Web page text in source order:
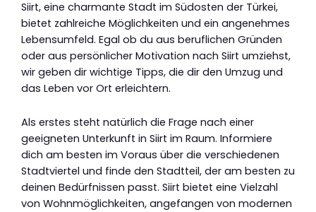
Siirt, eine charmante Stadt im Südosten der Türkei,
bietet zahlreiche Möglichkeiten und ein angenehmes
Lebensumfeld. Egal ob du aus beruflichen Gründen
oder aus persönlicher Motivation nach Siirt umziehst,
wir geben dir wichtige Tipps, die dir den Umzug und
das Leben vor Ort erleichtern.
Als erstes steht natürlich die Frage nach einer
geeigneten Unterkunft in Siirt im Raum. Informiere
dich am besten im Voraus über die verschiedenen
Stadtviertel und finde den Stadtteil, der am besten zu
deinen Bedürfnissen passt. Siirt bietet eine Vielzahl
von Wohnmöglichkeiten, angefangen von modernen